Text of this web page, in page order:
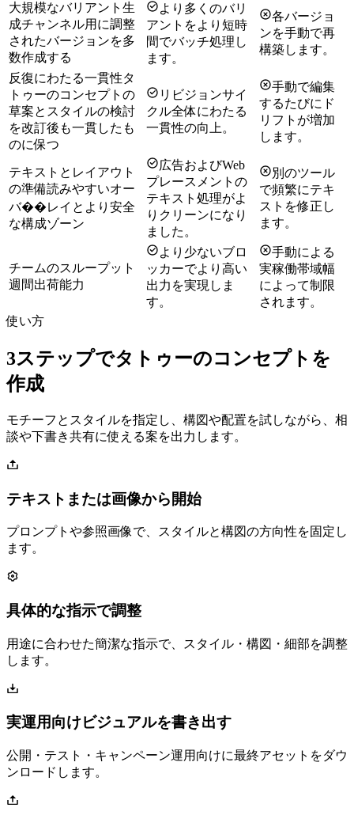
大規模なバリアント生
成チャンネル用に調整
されたバージョンを多
数作成する
より多くのバリ
アントをより短時
間でバッチ処理し
ます。
各バージョ
ンを手動で再
構築します。
反復にわたる一貫性タ
トゥーのコンセプトの
草案とスタイルの検討
を改訂後も一貫したも
のに保つ
リビジョンサイ
クル全体にわたる
一貫性の向上。
手動で編集
するたびにド
リフトが増加
します。
テキストとレイアウト
の準備読みやすいオー
バ��レイとより安全
な構成ゾーン
広告およびWeb
プレースメントの
テキスト処理がよ
りクリーンになり
ました。
別のツール
で頻繁にテキ
ストを修正し
ます。
チームのスループット
週間出荷能力
より少ないブロ
ッカーでより高い
出力を実現しま
す。
手動による
実稼働帯域幅
によって制限
されます。
使い方
3ステップでタトゥーのコンセプトを
作成
モチーフとスタイルを指定し、構図や配置を試しながら、相
談や下書き共有に使える案を出力します。
テキストまたは画像から開始
プロンプトや参照画像で、スタイルと構図の方向性を固定し
ます。
具体的な指示で調整
用途に合わせた簡潔な指示で、スタイル・構図・細部を調整
します。
実運用向けビジュアルを書き出す
公開・テスト・キャンペーン運用向けに最終アセットをダウ
ンロードします。